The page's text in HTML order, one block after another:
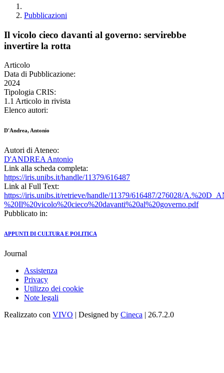
Pubblicazioni
Il vicolo cieco davanti al governo: servirebbe
invertire la rotta
Articolo
Data di Pubblicazione:
2024
Tipologia CRIS:
1.1 Articolo in rivista
Elenco autori:
D'Andrea, Antonio
Autori di Ateneo:
D'ANDREA Antonio
Link alla scheda completa:
https://iris.unibs.it/handle/11379/616487
Link al Full Text:
https://iris.unibs.it/retrieve/handle/11379/616487/276028/
%20Il%20vicolo%20cieco%20davanti%20al%20governo.pdf
Pubblicato in:
APPUNTI DI CULTURA E POLITICA
Journal
Assistenza
Privacy
Utilizzo dei cookie
Note legali
Realizzato con VIVO | Designed by Cineca | 26.7.2.0